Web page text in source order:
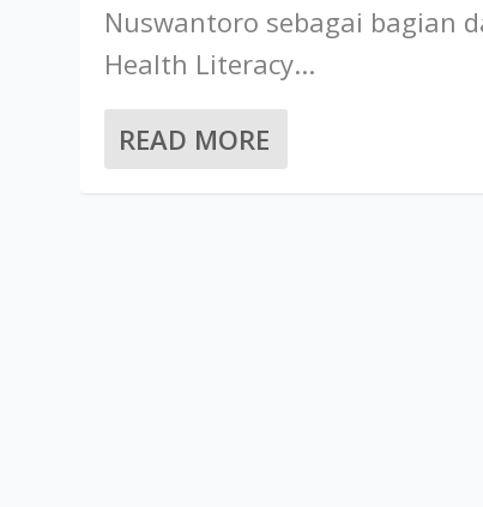
Nuswantoro sebagai bagian
Health Literacy...
READ MORE